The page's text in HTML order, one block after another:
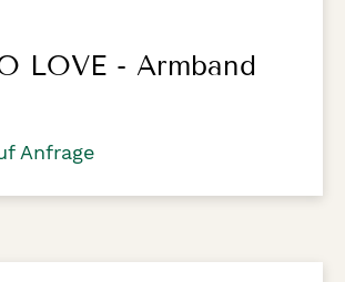
LOVE - Armband
Anfrage